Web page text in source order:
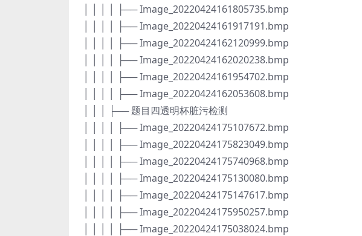
│ │ │ │ ├── Image_20220424161805735.bmp
│ │ │ │ ├── Image_20220424161917191.bmp
│ │ │ │ ├── Image_20220424162120999.bmp
│ │ │ │ ├── Image_20220424162020238.bmp
│ │ │ │ ├── Image_20220424161954702.bmp
│ │ │ │ ├── Image_20220424162053608.bmp
│ │ │ ├── 题目四透明杯脏污检测
│ │ │ │ ├── Image_20220424175107672.bmp
│ │ │ │ ├── Image_20220424175823049.bmp
│ │ │ │ ├── Image_20220424175740968.bmp
│ │ │ │ ├── Image_20220424175130080.bmp
│ │ │ │ ├── Image_20220424175147617.bmp
│ │ │ │ ├── Image_20220424175950257.bmp
│ │ │ │ ├── Image_20220424175038024.bmp